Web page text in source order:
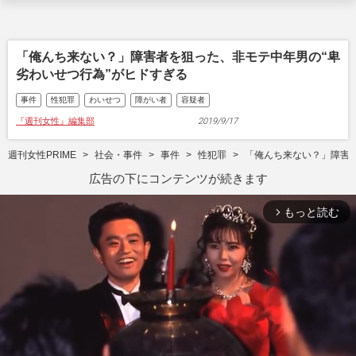
「俺んち来ない？」障害者を狙った、非モテ中年男の“卑
劣わいせつ行為”がヒドすぎる
事件 性犯罪 わいせつ 障がい者 容疑者
『週刊女性』編集部 2019/9/17
週刊女性PRIME 社会・事件 事件 性犯罪 「俺んち来ない？」障
広告の下にコンテンツが続きます
arrow_forward_ios もっと読む